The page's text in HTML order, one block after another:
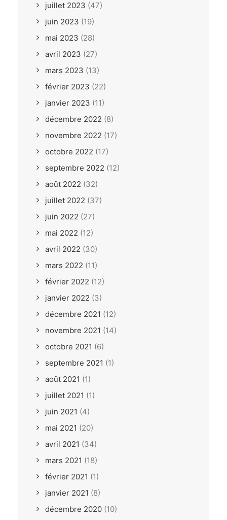
juillet 2023 (47)
juin 2023 (19)
mai 2023 (28)
avril 2023 (27)
mars 2023 (13)
février 2023 (22)
janvier 2023 (11)
décembre 2022 (8)
novembre 2022 (17)
octobre 2022 (17)
septembre 2022 (12)
août 2022 (32)
juillet 2022 (37)
juin 2022 (27)
mai 2022 (12)
avril 2022 (30)
mars 2022 (11)
février 2022 (12)
janvier 2022 (3)
décembre 2021 (12)
novembre 2021 (14)
octobre 2021 (6)
septembre 2021 (1)
août 2021 (1)
juillet 2021 (1)
juin 2021 (4)
mai 2021 (20)
avril 2021 (34)
mars 2021 (18)
février 2021 (1)
janvier 2021 (8)
décembre 2020 (10)